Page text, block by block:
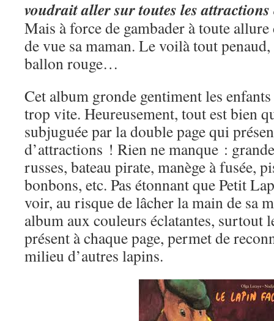
voudrait aller sur toutes les attractions
Mais à force de gambader à toute
de vue sa maman. Le voilà tout
ballon rouge…
Cet album gronde gentiment les
trop vite. Heureusement, tout est bien
subjuguée par la double page qui
d’attractions ! Rien ne manque :
russes, bateau pirate, manège à fusée,
bonbons, etc. Pas étonnant que Petit
voir, au risque de lâcher la main de sa
album aux couleurs éclatantes, surtout
présent à chaque page, permet de
milieu d’autres lapins.